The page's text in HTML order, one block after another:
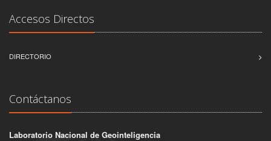
Accesos Directos
DIRECTORIO
Contáctanos
Laboratorio Nacional de Geointeligencia